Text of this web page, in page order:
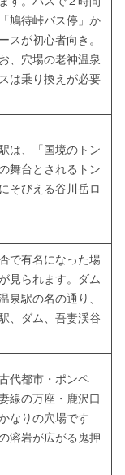
鳩待峠バス停」か
スが初心者向き。
、穴場の老神温泉
は乗り換えが必要
は、「国境のトン
舞台とされるトン
そびえる谷川岳ロ
で有名になった場
見られます。ダム
泉駅の名の通り、
、ダム、吾妻渓谷
代都市・ポンペ
線の万座・鹿沢口
なりの穴場です
溶岩が広がる鬼押